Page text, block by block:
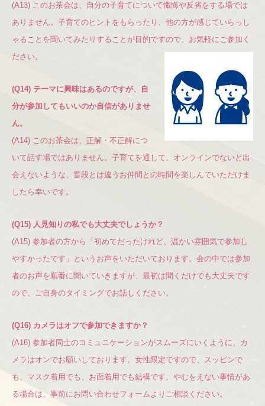
(A13) このお茶会は、自分の子育てについて懺悔や反省をする場では
ありません。子育てのヒントをもらったり、他の方が感じていらっし
ゃることを聞いてみたりすることが目的ですので、お気軽にご参加く
ださい。
(Q14) テーマに興味はあるのですが、自
分が参加してもいいのか自信がありませ
ん。
(A14) このお茶会は、正解・不正解につ
いて話す場ではありません。子育てを通して、オンラインでないと出
会えないような、普段とは違うお仲間との時間を楽しんでいただけま
したら幸いです。
(Q15) 人見知りの私でも大丈夫でしょうか？
(A15) 参加者の方から「初めてだったけれど、温かい雰囲気で参加し
やすかったです」というお声をいただいております。会の中では参加
者のお声を順番に聞いていきますが、最初は聞くだけでも大丈夫です
ので、ご自身のタイミングでお話しください。
(Q16) カメラはオフで参加できますか？
(A16) 参加者同士のコミュニケーションがスムーズにいくように、カ
メラはオンでお願いしております。女性限定ですので、スッピンで
も、マスク着用でも、お面着用でも結構です。やむをえない事情があ
る場合は、事前にお問い合わせフォームよりご相談ください。